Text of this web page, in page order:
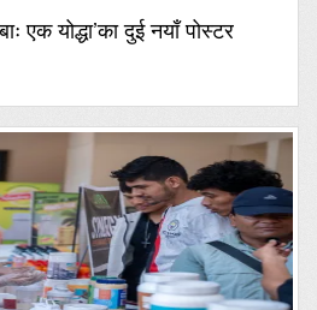
एक योद्धा’का दुई नयाँ पोस्टर